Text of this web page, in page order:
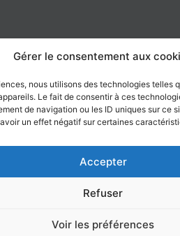
Gérer le consentement aux
nous utilisons des technologies telles
Le fait de consentir à ces
de navigation ou les ID uniques sur ce
un effet négatif sur certaines
Accepter
Refuser
Voir les préférences